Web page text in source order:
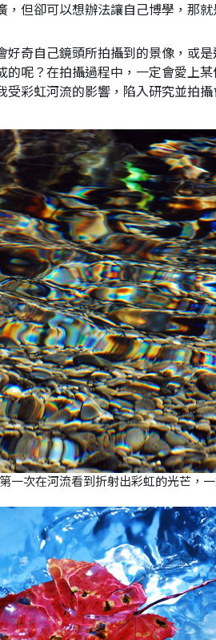
但卻可以想辦法讓自己博學，那就
好奇自己鏡頭所拍攝到的景像，或
的呢？在拍攝過程中，一定會愛上某
受彩虹河流的影響，陷入研究並拍
次在河流看到折射出彩虹的光芒，